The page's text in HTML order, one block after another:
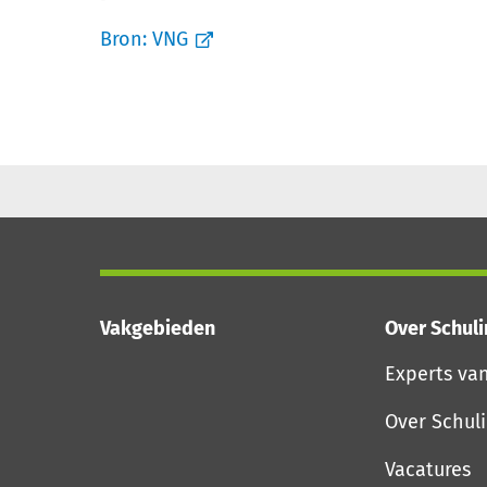
Bron: VNG
Vakgebieden
Over
Experts
Over
Vacatures